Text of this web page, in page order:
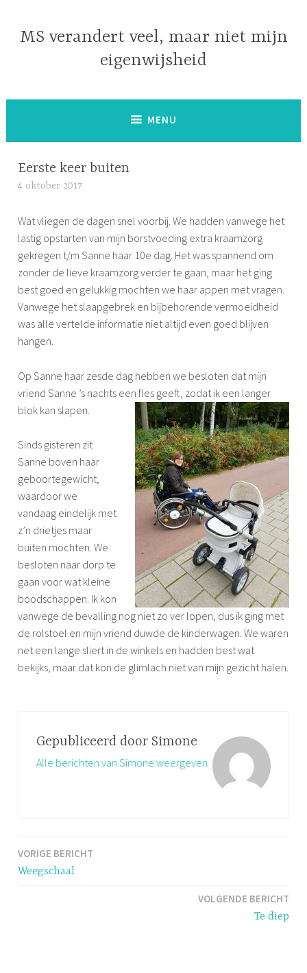
inhoud
MS verandert veel, maar niet mijn
eigenwijsheid
MENU
Eerste keer buiten
4 oktober 2017
m
o
n
e
Wat vliegen de dagen snel voorbij. We hadden vanwege het
lastig opstarten van mijn borstvoeding extra kraamzorg
gekregen t/m Sanne haar 10e dag. Het was spannend om
zonder de lieve kraamzorg verder te gaan, maar het ging
best goed en gelukkig mochten we haar appen met vragen.
Vanwege het slaapgebrek en bijbehorende vermoeidheid
was alle vertelde informatie niet altijd even goed blijven
hangen.
Op Sanne haar zesde dag hebben we besloten dat mijn
vriend Sanne ’s nachts een fles geeft, zodat ik een langer
blok kan slapen.
Sinds gisteren zit
Sanne boven haar
geboortegewicht,
waardoor we
vandaag eindelijk met
z’n drietjes maar
buiten mochten. We
besloten naar dorp te
gaan voor wat kleine
boodschappen. Ik kon
vanwege de bevalling nog niet zo ver lopen, dus ik ging met
de rolstoel en mijn vriend duwde de kinderwagen. We waren
net een lange sliert in de winkels en hadden best wat
bekijks, maar dat kon de glimlach niet van mijn gezicht halen.
Gepubliceerd door Simone
Alle berichten van Simone weergeven
Bericht
navigatie
VORIGE BERICHT
Weegschaal
VOLGENDE BERICHT
Te diep